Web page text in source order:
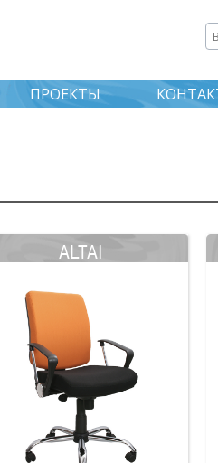
основному
содержанию
ПРОЕКТЫ
ALTAI